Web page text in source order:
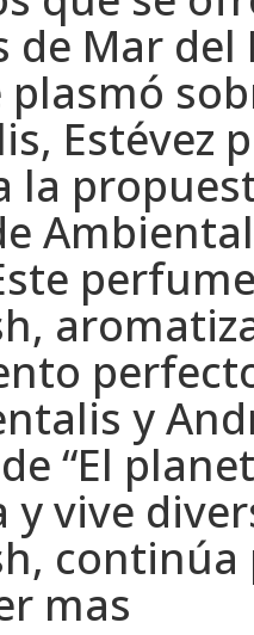
de Mar del
plasmó
Estévez
la
y
“El
y vive
mas